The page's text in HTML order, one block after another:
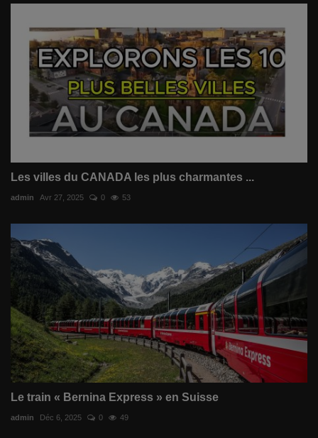
Les villes du CANADA les plus charmantes ...
admin Avr 27, 2025 0 53
Le train « Bernina Express » en Suisse
admin Déc 6, 2025 0 49